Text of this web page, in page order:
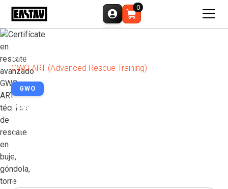
0
Inicio
GWO ART (Advanced Rescue Training)
GWO
GWO ART (ADVANCED RESCUE
Certifícate en rescate avanzado GWO ART: técnicas de
aerogeneradores onshore y offshore.